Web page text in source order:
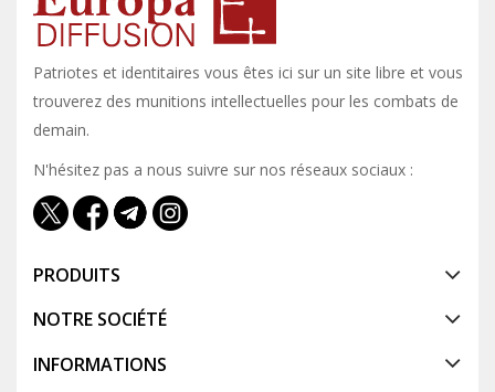
Patriotes et identitaires vous êtes ici sur un site libre et vous y
trouverez des munitions intellectuelles pour les combats de
demain.
N'hésitez pas a nous suivre sur nos réseaux sociaux :
PRODUITS
NOTRE SOCIÉTÉ
INFORMATIONS